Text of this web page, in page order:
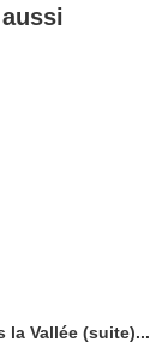
la Vallée (suite)...